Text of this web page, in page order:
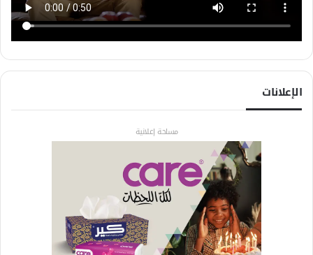
الإعلانات
مساحة إعلانية